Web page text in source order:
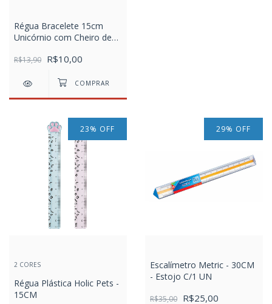
Régua Bracelete 15cm
Unicórnio com Cheiro de
R$13,90 R$10,00
23% OFF
2 CORES
Régua Plástica Holic Pets -
15CM
29% OFF
Escalímetro Metric - 30CM
- Estojo C/1 UN
R$35,00 R$25,00